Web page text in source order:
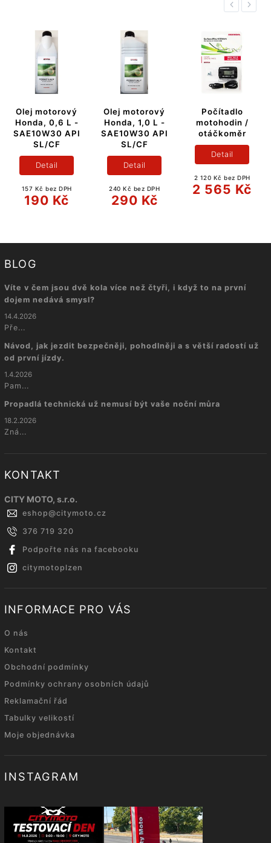
Previous
L -
API
Olej motorový
Honda, 1,0 L -
SAE10W30 API
240 Kč bez DPH
290 Kč
Počítadlo
motohodin /
otáčkoměr
2 565 Kč
Detail
Kanystr na
Honda
6L
876 Kč bez
1 060
Next
BLOG
Víte v čem jsou dvě kola více než čtyři, i když to na první
dojem nedává smysl?
14.4.2026
Pře...
Návod, jak jezdit bezpečněji, pohodlněji a s větší radostí už
od první jízdy.
1.4.2026
Pam...
Propadlá technická už nemusí být vaše noční můra
18.2.2026
Zná...
KONTAKT
CITY MOTO, s.r.o.
eshop@citymoto.cz
376 719 320
Podpořte nás na facebooku
citymotoplzen
INFORMACE PRO VÁS
O nás
Kontakt
Obchodní podmínky
Podmínky ochrany osobních údajů
Reklamační řád
Tabulky velikostí
Moje objednávka
INSTAGRAM